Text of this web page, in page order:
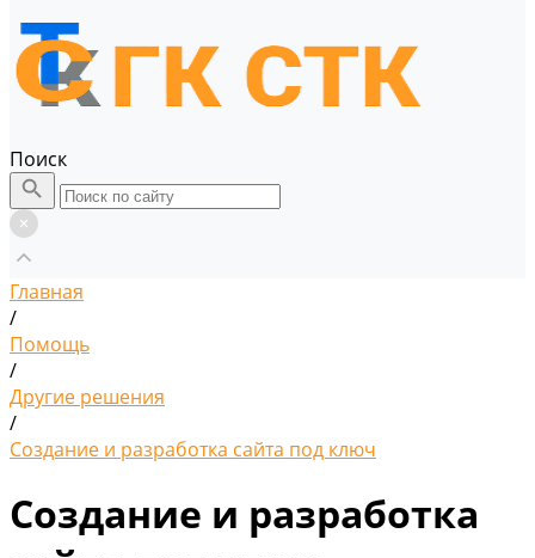
Поиск
Главная
/
Помощь
/
Другие решения
/
Создание и разработка сайта под ключ
Создание и разработка